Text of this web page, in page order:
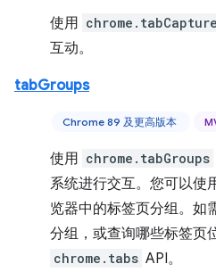
使用 chrome.tabCapture
互动。
tabGroups
Chrome 89 及更高版本
使用 chrome.tabGroups
系统进行交互。您可以使
览器中的标签页分组。如
分组，或查询哪些标签页
chrome.tabs API。